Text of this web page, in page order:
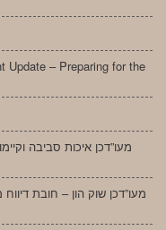
Update – Preparing for the
מעו”דכן איכות סביבה
מעו”דכן שוק הון – חובת